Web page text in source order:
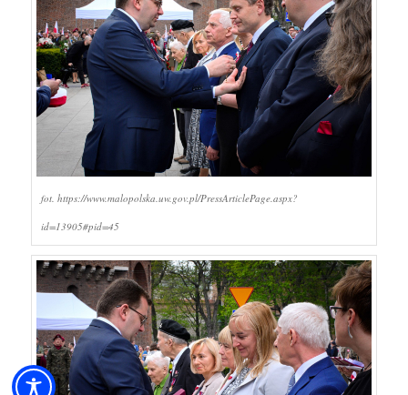
fot. https://www.malopolska.uw.gov.pl/PressArticlePage.aspx?
id=13905#pid=45